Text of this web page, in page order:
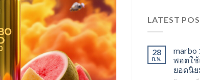
LATEST
28
ก.พ.
marbo
พอตใช้
ยอดนิ